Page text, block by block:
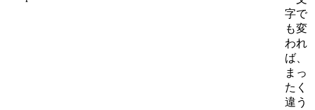
字で
も変
われ
ば、
まっ
たく
違う